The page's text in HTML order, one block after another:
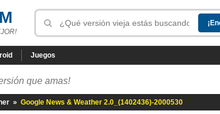
Juegos
que amas!
» Google News & Weather 2.0_(1402436)-2000530